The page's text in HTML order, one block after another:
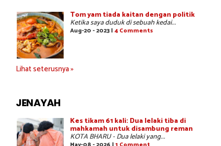
Tom yam tiada kaitan dengan politik
Ketika saya duduk di sebuah kedai...
Aug-20 - 2023 | 4 Comments
Lihat seterusnya »
JENAYAH
Kes tikam 61 kali: Dua lelaki tiba di
mahkamah untuk disambung reman
KOTA BHARU - Dua lelaki yang...